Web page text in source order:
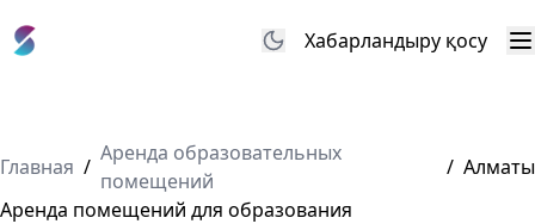
Хабарландыру қосу
Главная /
Аренда образовательных
помещений
/ Алматы
Аренда помещений для образования